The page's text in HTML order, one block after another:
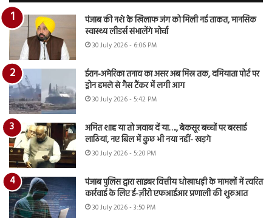
पंजाब की नशे के खिलाफ जंग को मिली नई ताकत, मानसिक
स्वास्थ्य लीडर्स संभालेंगे मोर्चा
30 July 2026 - 6:06 PM
ईरान-अमेरिका तनाव का असर अब मिस्र तक, दमियाता पोर्ट पर
ड्रोन हमले से गैस टैंकर में लगी आग
30 July 2026 - 5:42 PM
अमित शाह या तो जवाब दें या…., बेकसूर बच्चों पर बरसाई
लाठियां, नए बिल में कुछ भी नया नहीं- खड़गे
30 July 2026 - 5:20 PM
पंजाब पुलिस द्वारा साइबर वित्तीय धोखाधड़ी के मामलों में त्वरित
कार्रवाई के लिए ई-ज़ीरो एफआईआर प्रणाली की शुरुआत
30 July 2026 - 3:50 PM